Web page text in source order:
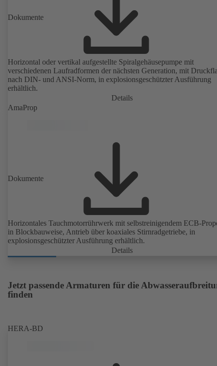
Dokumente
Horizontal oder vertikal aufgestellte Spiralgehäusepumpe mit
verschiedenen Laufradformen der nächsten Generation, mit
nach DIN- und ANSI-Norm, in explosionsgeschützter Ausführung
erhältlich.
Details
AmaProp
Dokumente
Horizontales Tauchmotorrührwerk mit selbstreinigendem ECB-
in Blockbauweise, Antrieb über koaxiales Stirnradgetriebe, in
explosionsgeschützter Ausführung erhältlich.
Details
Jetzt passende Armaturen für die
finden
HERA-BD